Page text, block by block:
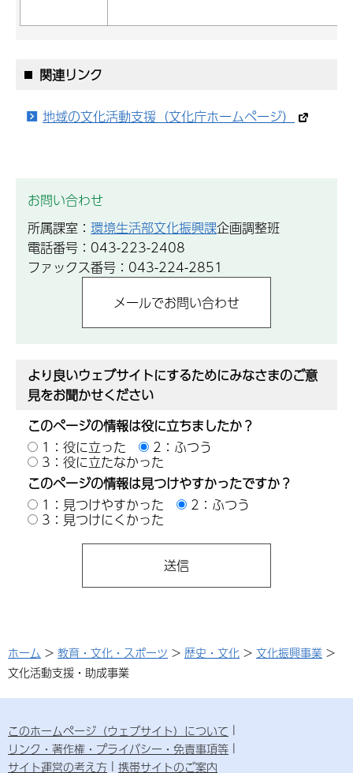
関連リンク
地域の文化活動支援（文化庁ホームページ）
お問い合わせ
所属課室： 環境生活部文化振興課企画調整班
電話番号：043-223-2408
ファックス番号：043-224-2851
より良いウェブサイトにするためにみなさまのご意
見をお聞かせください
このページの情報は役に立ちましたか？
1：役に立った
2：ふつう
3：役に立たなかった
このページの情報は見つけやすかったですか？
1：見つけやすかった
2：ふつう
3：見つけにくかった
ホーム > 教育・文化・スポーツ > 歴史・文化 > 文化振興事業 >
文化活動支援・助成事業
このホームページ（ウェブサイト）について
リンク・著作権・プライバシー・免責事項等
サイト運営の考え方
携帯サイトのご案内